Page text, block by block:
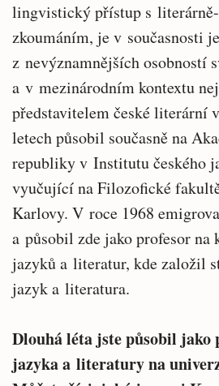
lingvistický přístup s
zkoumáním, je v současnosti
z nevýznamnějších osobností
a v mezinárodním kontextu
představitelem české literární
letech působil současně na
republiky v Institutu českého
vyučující na Filozofické
Karlovy. V roce 1968
a působil zde jako profesor na
jazyků a literatur, kde založil
jazyk a literatura.
Dlouhá léta jste působil jako
jazyka a literatury na